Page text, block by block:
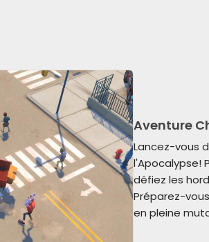
Aventure
Lancez-vous
l'Apocalypse!
défiez les
Préparez-
en pleine